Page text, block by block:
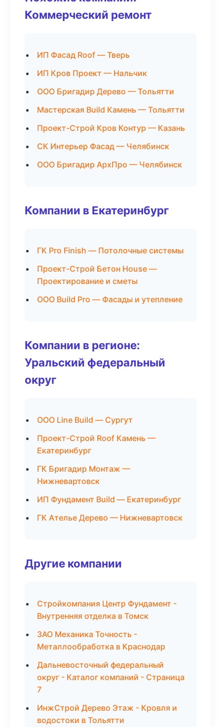
Коммерческий ремонт
ИП Фасад Roof — Тверь
ИП Кров Проект — Нальчик
ООО Бригадир Дерево — Тольятти
Мастерская Build Камень — Тольятти
Проект-Строй Кров Контур — Казань
СК Интерьер Фасад — Челябинск
ООО Бригадир АрхПро — Челябинск
Компании в Екатеринбург
ГК Pro Finish — Потолочные системы
Проект-Строй Бетон House —
Проектирование и сметы
ООО Build Pro — Фасады и утепление
Компании в регионе:
Уральский федеральный
округ
ООО Line Build — Сургут
Проект-Строй Roof Камень —
Екатеринбург
ГК Бригадир Монтаж —
Нижневартовск
ИП Фундамент Build — Екатеринбург
ГК Ателье Дерево — Нижневартовск
Другие компании
Стройкомпания Центр Фундамент -
Внутренняя отделка в Томск
ЗАО Механика Точность -
Металлообработка в Краснодар
Дальневосточный федеральный
округ - Каталог компаний - Страница
7
ИнжСтрой Дерево Этаж - Кровля и
водостоки в Тольятти